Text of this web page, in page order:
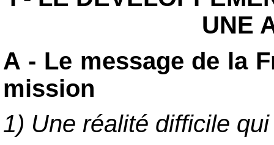
UNE
A - Le message de la
mission
1) Une réalité difficile